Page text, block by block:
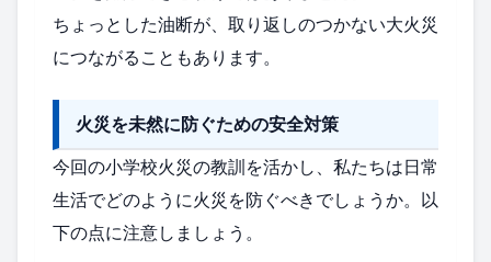
ちょっとした油断が、取り返しのつかない大火災
につながることもあります。
火災を未然に防ぐための安全対策
今回の小学校火災の教訓を活かし、私たちは日常
生活でどのように火災を防ぐべきでしょうか。以
下の点に注意しましょう。